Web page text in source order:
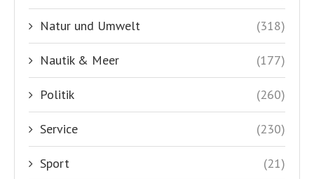
Natur und Umwelt (318)
Nautik & Meer (177)
Politik (260)
Service (230)
Sport (21)